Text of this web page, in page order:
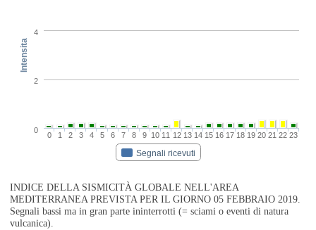
Intensita
Segnali ricevuti
0 1 2 3 4 5 6 7 8 9 10 11 12 13 14 15 16 17 18 19 20 21 22 23
0
2
4
INDICE DELLA SISMICITÀ GLOBALE NELL'AREA
MEDITERRANEA PREVISTA PER IL GIORNO 05 FEBBRAIO 2019.
Segnali bassi ma in gran parte ininterrotti (= sciami o eventi di natura
vulcanica).